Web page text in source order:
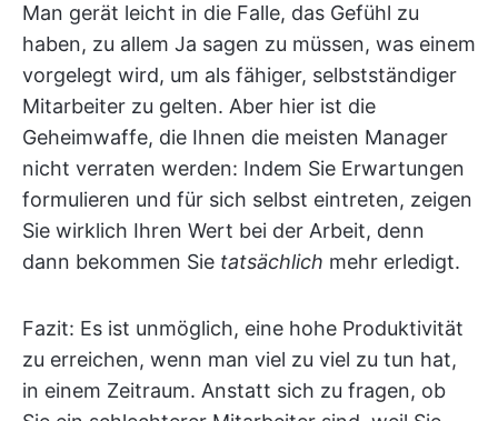
Man gerät leicht in die Falle, das Gefühl zu
haben, zu allem Ja sagen zu müssen, was einem
vorgelegt wird, um als fähiger, selbstständiger
Mitarbeiter zu gelten. Aber hier ist die
Geheimwaffe, die Ihnen die meisten Manager
nicht verraten werden: Indem Sie Erwartungen
formulieren und für sich selbst eintreten, zeigen
Sie wirklich Ihren Wert bei der Arbeit, denn
dann bekommen Sie tatsächlich mehr erledigt.
Fazit: Es ist unmöglich, eine hohe Produktivität
zu erreichen, wenn man viel zu viel zu tun hat,
in einem Zeitraum. Anstatt sich zu fragen, ob